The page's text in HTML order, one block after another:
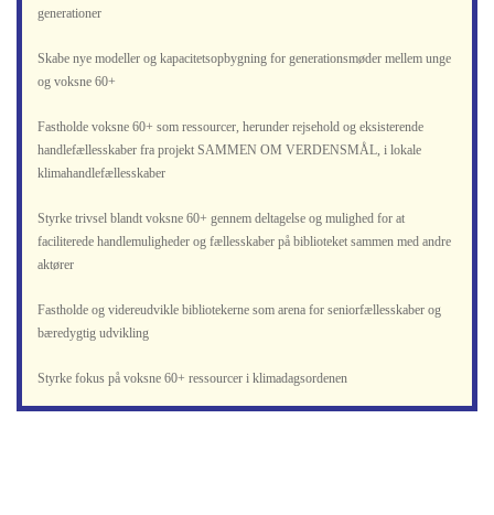
generationer
Skabe nye modeller og kapacitetsopbygning for generationsmøder mellem unge
og voksne 60+
Fastholde voksne 60+ som ressourcer, herunder rejsehold og eksisterende
handlefællesskaber fra projekt SAMMEN OM VERDENSMÅL, i lokale
klimahandlefællesskaber
Styrke trivsel blandt voksne 60+ gennem deltagelse og mulighed for at
faciliterede handlemuligheder og fællesskaber på biblioteket sammen med andre
aktører
Fastholde og videreudvikle bibliotekerne som arena for seniorfællesskaber og
bæredygtig udvikling
Styrke fokus på voksne 60+ ressourcer i klimadagsordenen